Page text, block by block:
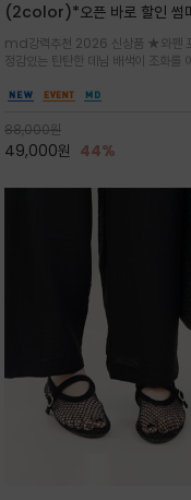
(2color)*오픈 바로 할인 썸
말 모임룩, 여행룩까지 ~
md강력추천 2026 신상품 ★와펜
정감있는 탄탄한 데님 배색이 조화를 이루는 쇼
클래식한 네이비·아이보리 스트라이프
88,000원
49,000원 44%